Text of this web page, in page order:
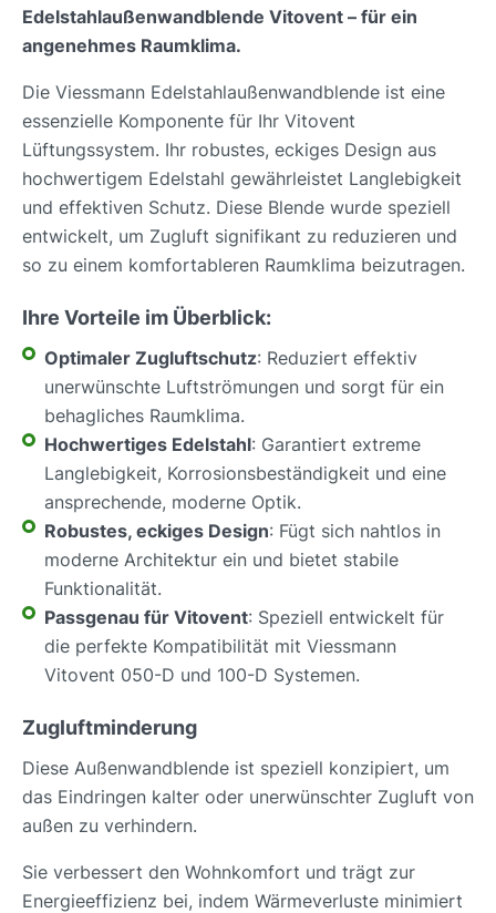
Edelstahlaußenwandblende Vitovent – für ein
angenehmes Raumklima.
Die Viessmann Edelstahlaußenwandblende ist eine
essenzielle Komponente für Ihr Vitovent
Lüftungssystem. Ihr robustes, eckiges Design aus
hochwertigem Edelstahl gewährleistet Langlebigkeit
und effektiven Schutz. Diese Blende wurde speziell
entwickelt, um Zugluft signifikant zu reduzieren und
so zu einem komfortableren Raumklima beizutragen.
Ihre Vorteile im Überblick:
Optimaler Zugluftschutz: Reduziert effektiv
unerwünschte Luftströmungen und sorgt für ein
behagliches Raumklima.
Hochwertiges Edelstahl: Garantiert extreme
Langlebigkeit, Korrosionsbeständigkeit und eine
ansprechende, moderne Optik.
Robustes, eckiges Design: Fügt sich nahtlos in
moderne Architektur ein und bietet stabile
Funktionalität.
Passgenau für Vitovent: Speziell entwickelt für
die perfekte Kompatibilität mit Viessmann
Vitovent 050-D und 100-D Systemen.
Zugluftminderung
Diese Außenwandblende ist speziell konzipiert, um
das Eindringen kalter oder unerwünschter Zugluft von
außen zu verhindern.
Sie verbessert den Wohnkomfort und trägt zur
Energieeffizienz bei, indem Wärmeverluste minimiert